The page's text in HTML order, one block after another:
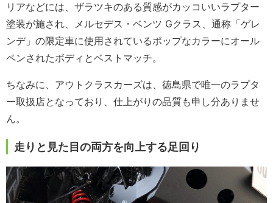
リアなどには、ザラツキのある質感がカッコいいラプター
塗装が施され、メルセデス・ベンツ Gクラス、通称「ゲレ
ンデ」の限定車に使用されているポップなカラーにオール
ペンされたボディとベストマッチ。
ちなみに、アウトクラスカーズは、徳島県で唯一のラプタ
ー取扱店となっており、仕上がりの品質も申し分ありませ
ん。
走りと見た目の両方を向上する足回り